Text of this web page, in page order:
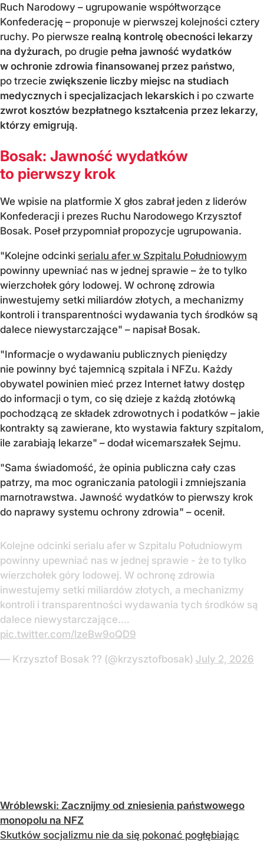
Ruch Narodowy – ugrupowanie współtworzące
Konfederację – proponuje w pierwszej kolejności cztery
ruchy. Po pierwsze realną kontrolę obecności lekarzy
na dyżurach, po drugie pełna jawność wydatków
w ochronie zdrowia finansowanej przez państwo,
po trzecie zwiększenie liczby miejsc na studiach
medycznych i specjalizacjach lekarskich i po czwarte
zwrot kosztów bezpłatnego kształcenia przez lekarzy,
którzy emigrują.
Bosak: Jawność wydatków
to pierwszy krok
We wpisie na platformie X głos zabrał jeden z liderów
Konfederacji i prezes Ruchu Narodowego Krzysztof
Bosak. Poseł przypomniał propozycje ugrupowania.
"Kolejne odcinki serialu afer w Szpitalu Południowym
powinny upewniać nas w jednej sprawie – że to tylko
wierzchołek góry lodowej. W ochronę zdrowia
inwestujemy setki miliardów złotych, a mechanizmy
kontroli i transparentności wydawania tych środków są
dalece niewystarczające" – napisał Bosak.
"Informacje o wydawaniu publicznych pieniędzy
nie powinny być tajemnicą szpitala i NFZu. Każdy
obywatel powinien mieć przez Internet łatwy dostęp
do informacji o tym, co się dzieje z każdą złotówką
pochodzącą ze składek zdrowotnych i podatków – jakie
kontrakty są zawierane, kto wystawia faktury szpitalom,
ile zarabiają lekarze" – dodał wicemarszałek Sejmu.
"Sama świadomość, że opinia publiczna cały czas
patrzy, ma moc ograniczania patologii i zmniejszania
marnotrawstwa. Jawność wydatków to pierwszy krok
do naprawy systemu ochrony zdrowia" – ocenił.
Kolejne odcinki serialu afer w Szpitalu Południowym
powinny upewniać nas w jednej sprawie - że to tylko
wierzchołek góry lodowej. W ochronę zdrowia
inwestujemy setki miliardów złotych, a mechanizmy
kontroli i transparentności wydawania tych środków są
dalece niewystarczające.…
pic.twitter.com/lzeBw9oQD9
— Krzysztof Bosak ?? (@krzysztofbosak) July 2, 2026
Wróblewski: Zacznijmy od zniesienia państwowego
monopolu na NFZ
Skutków socjalizmu nie da się pokonać pogłębiając